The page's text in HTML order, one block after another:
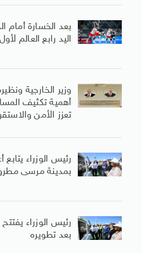
بعد الخسارة أمام
اليد رابع العالم
وزير الخارجية
أهمية تكثيف
تعزز الأمن
رئيس الوزراء
بمدينة مرسى
رئيس الوزراء
بعد تطويره